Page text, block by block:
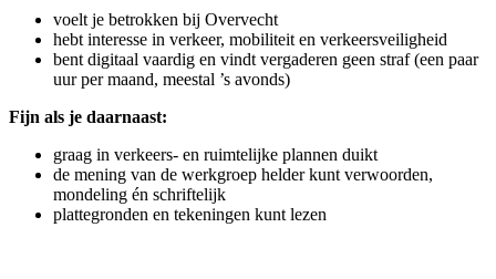
voelt je betrokken bij Overvecht
hebt interesse in verkeer, mobiliteit en verkeersveiligheid
bent digitaal vaardig en vindt vergaderen geen straf (een paar
uur per maand, meestal ’s avonds)
Fijn als je daarnaast:
graag in verkeers- en ruimtelijke plannen duikt
de mening van de werkgroep helder kunt verwoorden,
mondeling én schriftelijk
plattegronden en tekeningen kunt lezen